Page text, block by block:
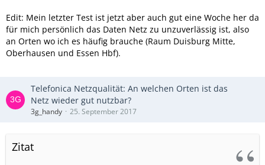
Edit: Mein letzter Test ist jetzt aber auch gut eine Woche her da
für mich persönlich das Daten Netz zu unzuverlässig ist, also
an Orten wo ich es häufig brauche (Raum Duisburg Mitte,
Oberhausen und Essen Hbf).
Telefonica Netzqualität: An welchen Orten ist das
Netz wieder gut nutzbar?
3g_handy 25. September 2017
Zitat